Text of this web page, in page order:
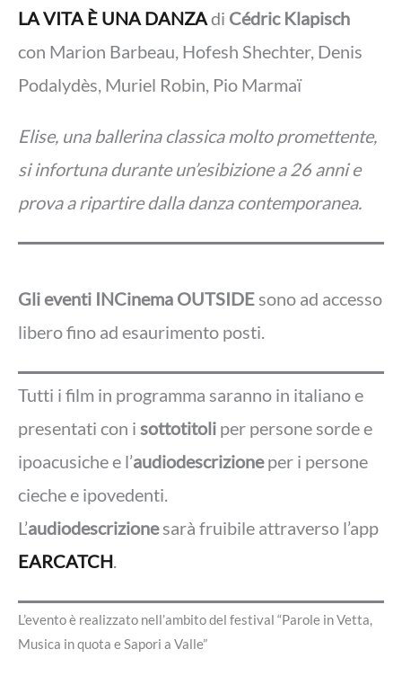
LA VITA È UNA DANZAdi Cédric Klapisch
con Marion Barbeau, Hofesh Shechter, Denis
Podalydès, Muriel Robin, Pio Marmaï
Elise, una ballerina classica molto promettente,
si infortuna durante un’esibizione a 26 anni e
prova a ripartire dalla danza contemporanea.
Gli eventi INCinema OUTSIDE sono ad accesso
libero fino ad esaurimento posti.
Tutti i film in programma saranno in italiano e
presentati con i sottotitoli per persone sorde e
ipoacusiche e l’audiodescrizioneper i persone
cieche e ipovedenti.
L’audiodescrizionesarà fruibile attraverso l’app
EARCATCH.
L’evento è realizzato nell’ambito del festival “Parole in Vetta,
Musica in quota e Sapori a Valle”